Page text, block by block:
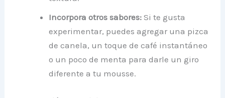
Incorpora otros sabores: Si te gusta
experimentar, puedes agregar una pizca
de canela, un toque de café instantáneo
o un poco de menta para darle un giro
diferente a tu mousse.